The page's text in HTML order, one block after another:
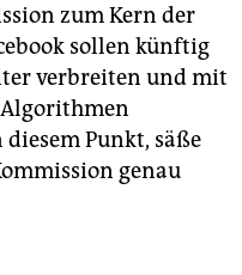
zum Kern der
sollen künftig
verbreiten und mit
Punkt, säße
genau